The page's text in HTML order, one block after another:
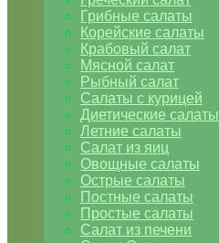
Грибные салаты
Корейские салаты
Крабовый салат
Мясной салат
Рыбный салат
Салаты с курицей
Диетические салаты
Летние салаты
Салат из яиц
Овощные салаты
Острые салаты
Постные салаты
Простые салаты
Салат из печени